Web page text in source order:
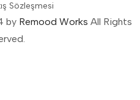
Sözleşmesi
by Remood Works All Rights